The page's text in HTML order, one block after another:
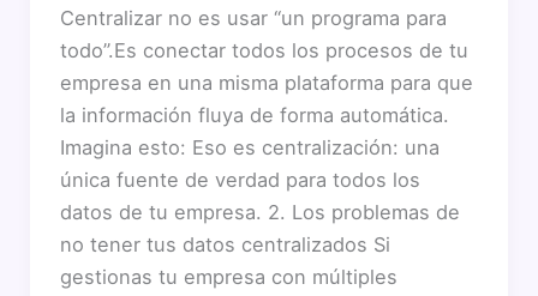
Centralizar no es usar “un programa para
todo”.Es conectar todos los procesos de tu
empresa en una misma plataforma para que
la información fluya de forma automática.
Imagina esto: Eso es centralización: una
única fuente de verdad para todos los
datos de tu empresa. 2. Los problemas de
no tener tus datos centralizados Si
gestionas tu empresa con múltiples